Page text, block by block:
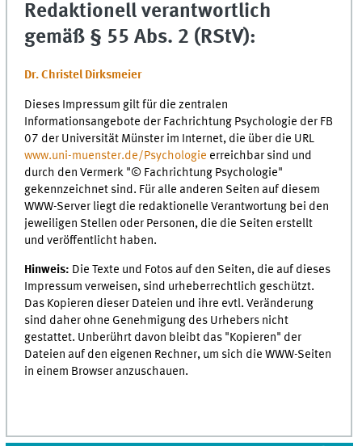
Redaktionell verantwortlich
gemäß § 55 Abs. 2 (RStV):
Dr. Christel Dirksmeier
Dieses Impressum gilt für die zentralen
Informationsangebote der Fachrichtung Psychologie der FB
07 der Universität Münster im Internet, die über die URL
www.uni-muenster.de/Psychologie erreichbar sind und
durch den Vermerk "© Fachrichtung Psychologie"
gekennzeichnet sind. Für alle anderen Seiten auf diesem
WWW-Server liegt die redaktionelle Verantwortung bei den
jeweiligen Stellen oder Personen, die die Seiten erstellt
und veröffentlicht haben.
Hinweis: Die Texte und Fotos auf den Seiten, die auf dieses
Impressum verweisen, sind urheberrechtlich geschützt.
Das Kopieren dieser Dateien und ihre evtl. Veränderung
sind daher ohne Genehmigung des Urhebers nicht
gestattet. Unberührt davon bleibt das "Kopieren" der
Dateien auf den eigenen Rechner, um sich die WWW-Seiten
in einem Browser anzuschauen.